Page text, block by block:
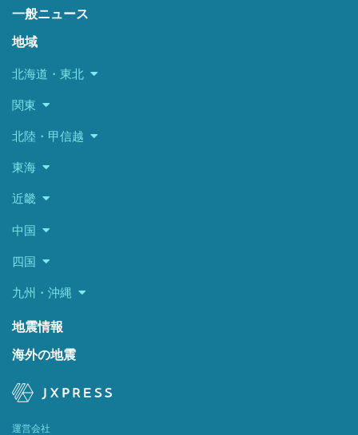
一般ニュース
地域
北海道・東北
関東
北陸・甲信越
東海
近畿
中国
四国
九州・沖縄
地震情報
海外の地震
運営会社